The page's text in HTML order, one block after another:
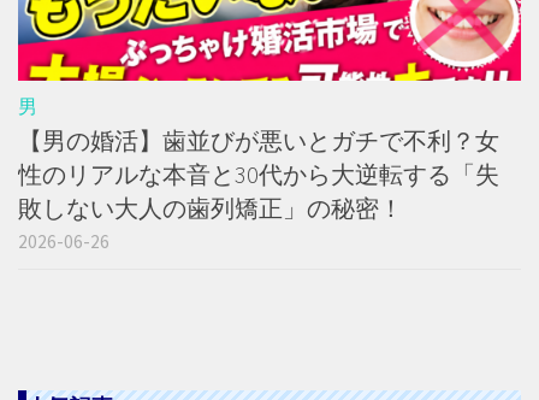
男
【男の婚活】歯並びが悪いとガチで不利？女
性のリアルな本音と30代から大逆転する「失
敗しない大人の歯列矯正」の秘密！
2026-06-26